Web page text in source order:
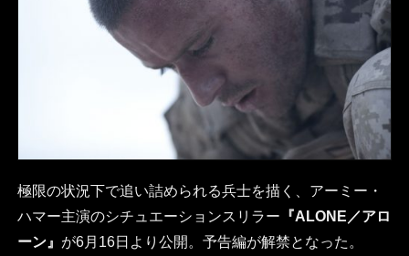
極限の状況下で追い詰められる兵士を描く、アーミー・
ハマー主演のシチュエーションスリラー 『ALONE／アロ
ーン』 が6月16日より公開。予告編が解禁となった。